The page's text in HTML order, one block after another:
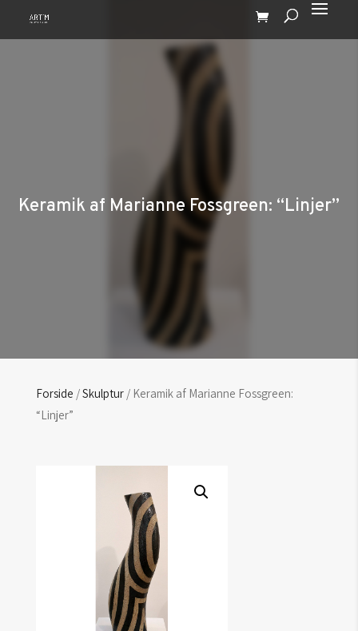
Keramik af Marianne Fossgreen: “Linjer”
Forside /Skulptur/ Keramik af Marianne Fossgreen:
“Linjer”